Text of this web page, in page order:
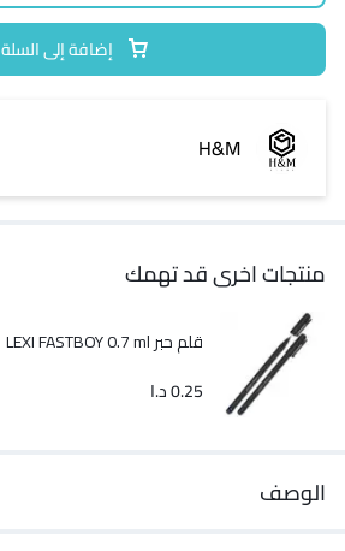
إضافة إلى السلة
H&M
منتجات اخرى قد تهمك
قلم حبر LEXI FASTBOY 0.7 ml
0.25د.ا
الوصف